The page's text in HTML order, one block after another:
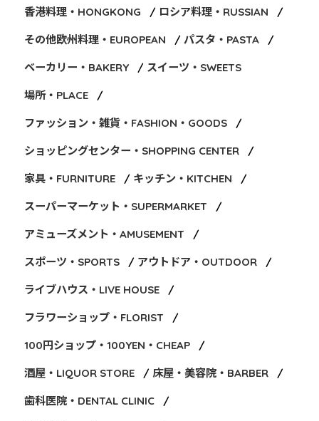
香港料理・HONGKONG ロシア料理・RUSSIAN
その他欧州料理・EUROPEAN パスタ・PASTA
ベーカリー・BAKERY スイーツ・SWEETS
場所・PLACE
ファッション・雑貨・FASHION・GOODS
ショッピングセンター・SHOPPING CENTER
家具・FURNITURE キッチン・KITCHEN
スーパーマーケット・SUPERMARKET
アミューズメント・AMUSEMENT
スポーツ・SPORTS アウトドア・OUTDOOR
ライブハウス・LIVE HOUSE
フラワーショップ・FLORIST
100円ショップ・100YEN・CHEAP
酒屋・LIQUOR STORE 床屋・美容院・BARBER
歯科医院・DENTAL CLINIC